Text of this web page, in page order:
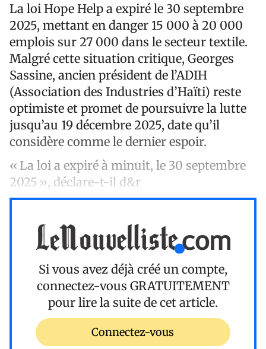
La loi Hope Help a expiré le 30 septembre
2025, mettant en danger 15 000 à 20 000
emplois sur 27 000 dans le secteur textile.
Malgré cette situation critique, Georges
Sassine, ancien président de l’ADIH
(Association des Industries d’Haïti) reste
optimiste et promet de poursuivre la lutte
jusqu’au 19 décembre 2025, date qu’il
considère comme le dernier espoir.
« La loi a expiré à minuit, le 30 septembre
2025 », déclare-t-il d&r
Si vous avez déjà créé un compte,
connectez-vous GRATUITEMENT
pour lire la suite de cet article.
Connectez-vous